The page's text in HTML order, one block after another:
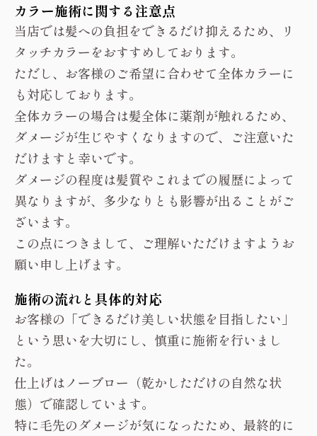
カラー施術に関する注意点
当店では髪への負担をできるだけ抑えるため、リ
タッチカラーをおすすめしております。
ただし、お客様のご希望に合わせて全体カラーに
も対応しております。
全体カラーの場合は髪全体に薬剤が触れるため、
ダメージが生じやすくなりますので、ご注意いた
だけますと幸いです。
ダメージの程度は髪質やこれまでの履歴によって
異なりますが、多少なりとも影響が出ることがご
ざいます。
この点につきまして、ご理解いただけますようお
願い申し上げます。
施術の流れと具体的対応
お客様の「できるだけ美しい状態を目指したい」
という思いを大切にし、慎重に施術を行いまし
た。
仕上げはノーブロー（乾かしただけの自然な状
態）で確認しています。
特に毛先のダメージが気になったため、最終的に